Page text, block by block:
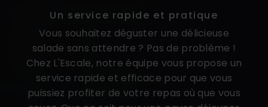
Un service rapide et pratique
Vous souhaitez déguster une délicieuse
salade sans attendre ? Pas de problème !
Chez L'Escale, notre équipe vous propose un
service rapide et efficace pour que vous
puissiez profiter de votre repas où que vous